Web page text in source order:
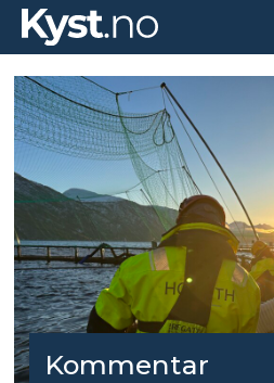
Kommentar